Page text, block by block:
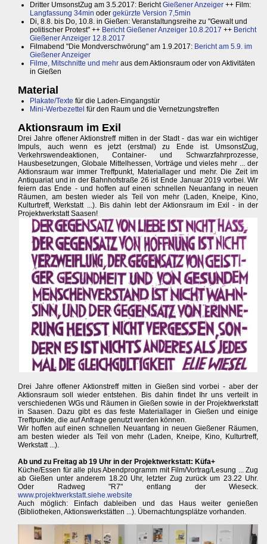
Dritter UmsonstZug am 3.5.2017: BerichtGießener Anzeiger ++ Film:
Langfassung 34min oder gekürzte Version 7,5min
Di, 8.8. bis Do, 10.8. in Gießen: Veranstaltungsreihe zu "Gewalt und
politischer Protest" ++ Bericht Gießener Anzeiger 10.8.2017 ++ Bericht
Gießener Anzeiger 12.8.2017
Filmabend "Die Mondverschwörung" am 1.9.2017: Bericht am 5.9. im
Gießener Anzeiger
Filme, Mitschnitte und mehr aus dem Aktionsraum oder von Aktivitäten
in Gießen
Material
Plakate/Texte für die Laden-Eingangstür
Mini-Werbezettel für den Raum und die Vernetzungstreffen
Aktionsraum im Exil
Drei Jahre offener Aktionstreff mitten in der Stadt - das war ein wichtiger
Impuls, auch wenn es jetzt (erstmal) zu Ende ist. UmsonstZug,
Verkehrswendeaktionen, Container- und Schwarzfahrprozesse,
Hausbesetzungen, Globale Mittelhessen, Vorträge und vieles mehr ... der
Aktionsraum war immer Treffpunkt, Materiallager und mehr. Die Zeit im
Antiquariat und in der Bahnhofstraße 26 ist Ende Januar 2019 vorbei. Wir
feiern das Ende - und hoffen auf einen schnellen Neuanfang in neuen
Räumen, am besten wieder als Teil von mehr (Laden, Kneipe, Kino,
Kulturtreff, Werkstatt ...). Bis dahin lebt der Aktionsraum im Exil - in der
Projektwerkstatt Saasen!
Drei Jahre offener Aktionstreff mitten in Gießen sind vorbei - aber der
Aktionsraum soll wieder entstehen. Bis dahin findet Ihr uns verteilt in
verschiedenen WGs und Räumen in Gießen sowie in der Projektwerkstatt
in Saasen. Dazu gibt es das feste Materiallager in Gießen und einige
Treffpunkte, die auf Anfrage genutzt werden können.
Wir hoffen auf einen schnellen Neuanfang in neuen Gießener Räumen,
am besten wieder als Teil von mehr (Laden, Kneipe, Kino, Kulturtreff,
Werkstatt ...).
Ab und zu Freitag ab 19 Uhr in der Projektwerkstatt: Küfa+
Küche/Essen für alle plus Abendprogramm mit Film/Vortrag/Lesung ... Zug
ab Gießen unter anderem 18.20 Uhr, letzter Zug zurück um 23.22 Uhr.
Oder Radweg "R7" entlang der Wieseck.
www.projektwerkstatt.siehe.website
Auch möglich: Einfach dableiben und das Haus weiter genießen
(Bibliotheken, Aktionswerkstätten ...). Übernachtungsplätze vorhanden.